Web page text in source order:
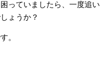
っていましたら、一度追い
ょうか？
。